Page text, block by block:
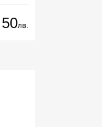
50лв.